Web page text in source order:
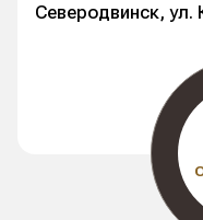
Северодвинск,